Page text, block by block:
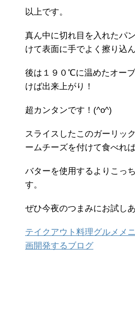
以上です。
真ん中に切れ目を入れたパ
けて表面に手でよく擦り込
後は１９０℃に温めたオー
けば出来上がり！
超カンタンです！(^o^)
スライスしたこのガーリッ
ームチーズを付けて食べれ
バターを使用するよりこっ
す。
ぜひ今夜のつまみにお試しあ
テイクアウト料理グルメメ
画開発するブログ